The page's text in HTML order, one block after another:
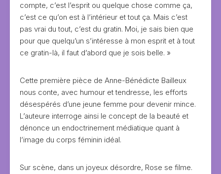
compte, c’est l’esprit ou quelque chose comme ça,
c’est ce qu’on est à l’intérieur et tout ça. Mais c’est
pas vrai du tout, c’est du gratin. Moi, je sais bien que
pour que quelqu’un s’intéresse à mon esprit et à tout
ce gratin-là, il faut d’abord que je sois belle. »
Cette première pièce de Anne-Bénédicte Bailleux
nous conte, avec humour et tendresse, les efforts
désespérés d’une jeune femme pour devenir mince.
L’auteure interroge ainsi le concept de la beauté et
dénonce un endoctrinement médiatique quant à
l’image du corps féminin idéal.
Sur scène, dans un joyeux désordre, Rose se filme.